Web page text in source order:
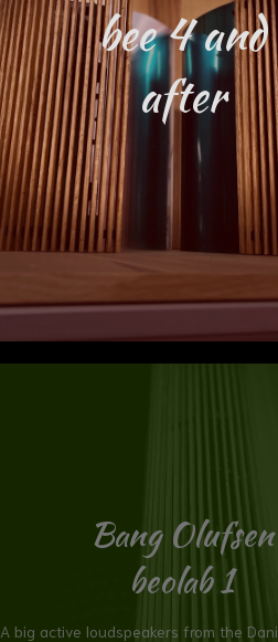
bee 4 and
after
Bang Olufsen
beolab 1
A big active loudspeakers from the